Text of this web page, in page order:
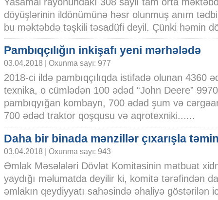
döyüşlərinin ildönümünə həsr olunmuş anım
bu məktəbdə təşkili təsadüfi deyil. Çünki həmin
Pambıqçılığın inkişafı yeni mərhələdə
03.04.2018 | Oxunma sayı: 977
2018-ci ildə pambıqçılıqda istifadə olunan 4360
texnika, o cümlədən 100 ədəd “John Deere”
pambıqyığan kombayn, 700 ədəd şum və
700 ədəd traktor qoşqusu və aqrotexniki......
Daha bir binada mənzillər çıxarışla
03.04.2018 | Oxunma sayı: 943
Əmlak Məsələləri Dövlət Komitəsinin mətbuat
yaydığı məlumatda deyilir ki, komitə tərəfindən
əmlakın qeydiyyatı sahəsində əhaliyə göstərilən